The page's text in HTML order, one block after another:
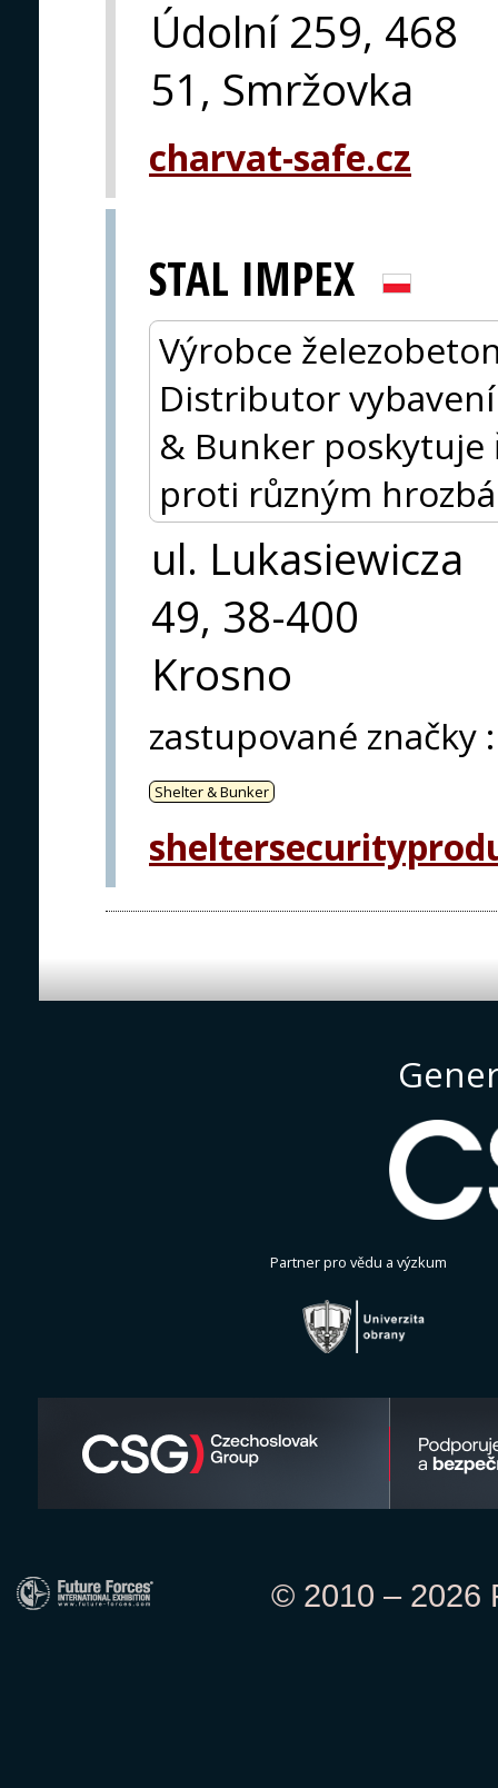
Údolní 259, 468
51, Smržovka
charvat-safe.cz
STAL IMPEX
Výrobce
Distributor
& Bunker
proti různým
ul. Lukasiewicza
49, 38-400
Krosno
zastupované značky :
Shelter & Bunker
Partner pro vědu a výzkum
© 2010 – 2026